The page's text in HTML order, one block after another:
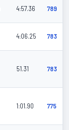
4:57.36 789
4:06.25 783
51.31 783
1:01.90 775